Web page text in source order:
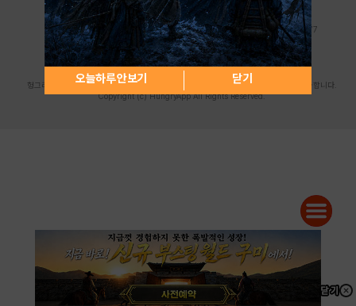
오늘하루 안보기 닫기
사업자등록번호:119-86-61101 (주)스마트나우 대표이사:송현두
주소: 서울시 금천구 가산디지털1로 171 연락처:063-284-8635 팩스:02-6265-0377
청소년보호책임자:김동욱desk@hungryapp.co.kr
등록번호:서울아02322 | 등록일자:2016년4월25일
발행인:(주)스마트나우 송현두 | 편집인:김동욱
헝그리앱의 콘텐츠 및 기사는 저작권법의 보호를 받으므로, 무단 전재, 복사, 배포 등을 금합니다.
Copyright (c) HungryApp All Rights Reserved.